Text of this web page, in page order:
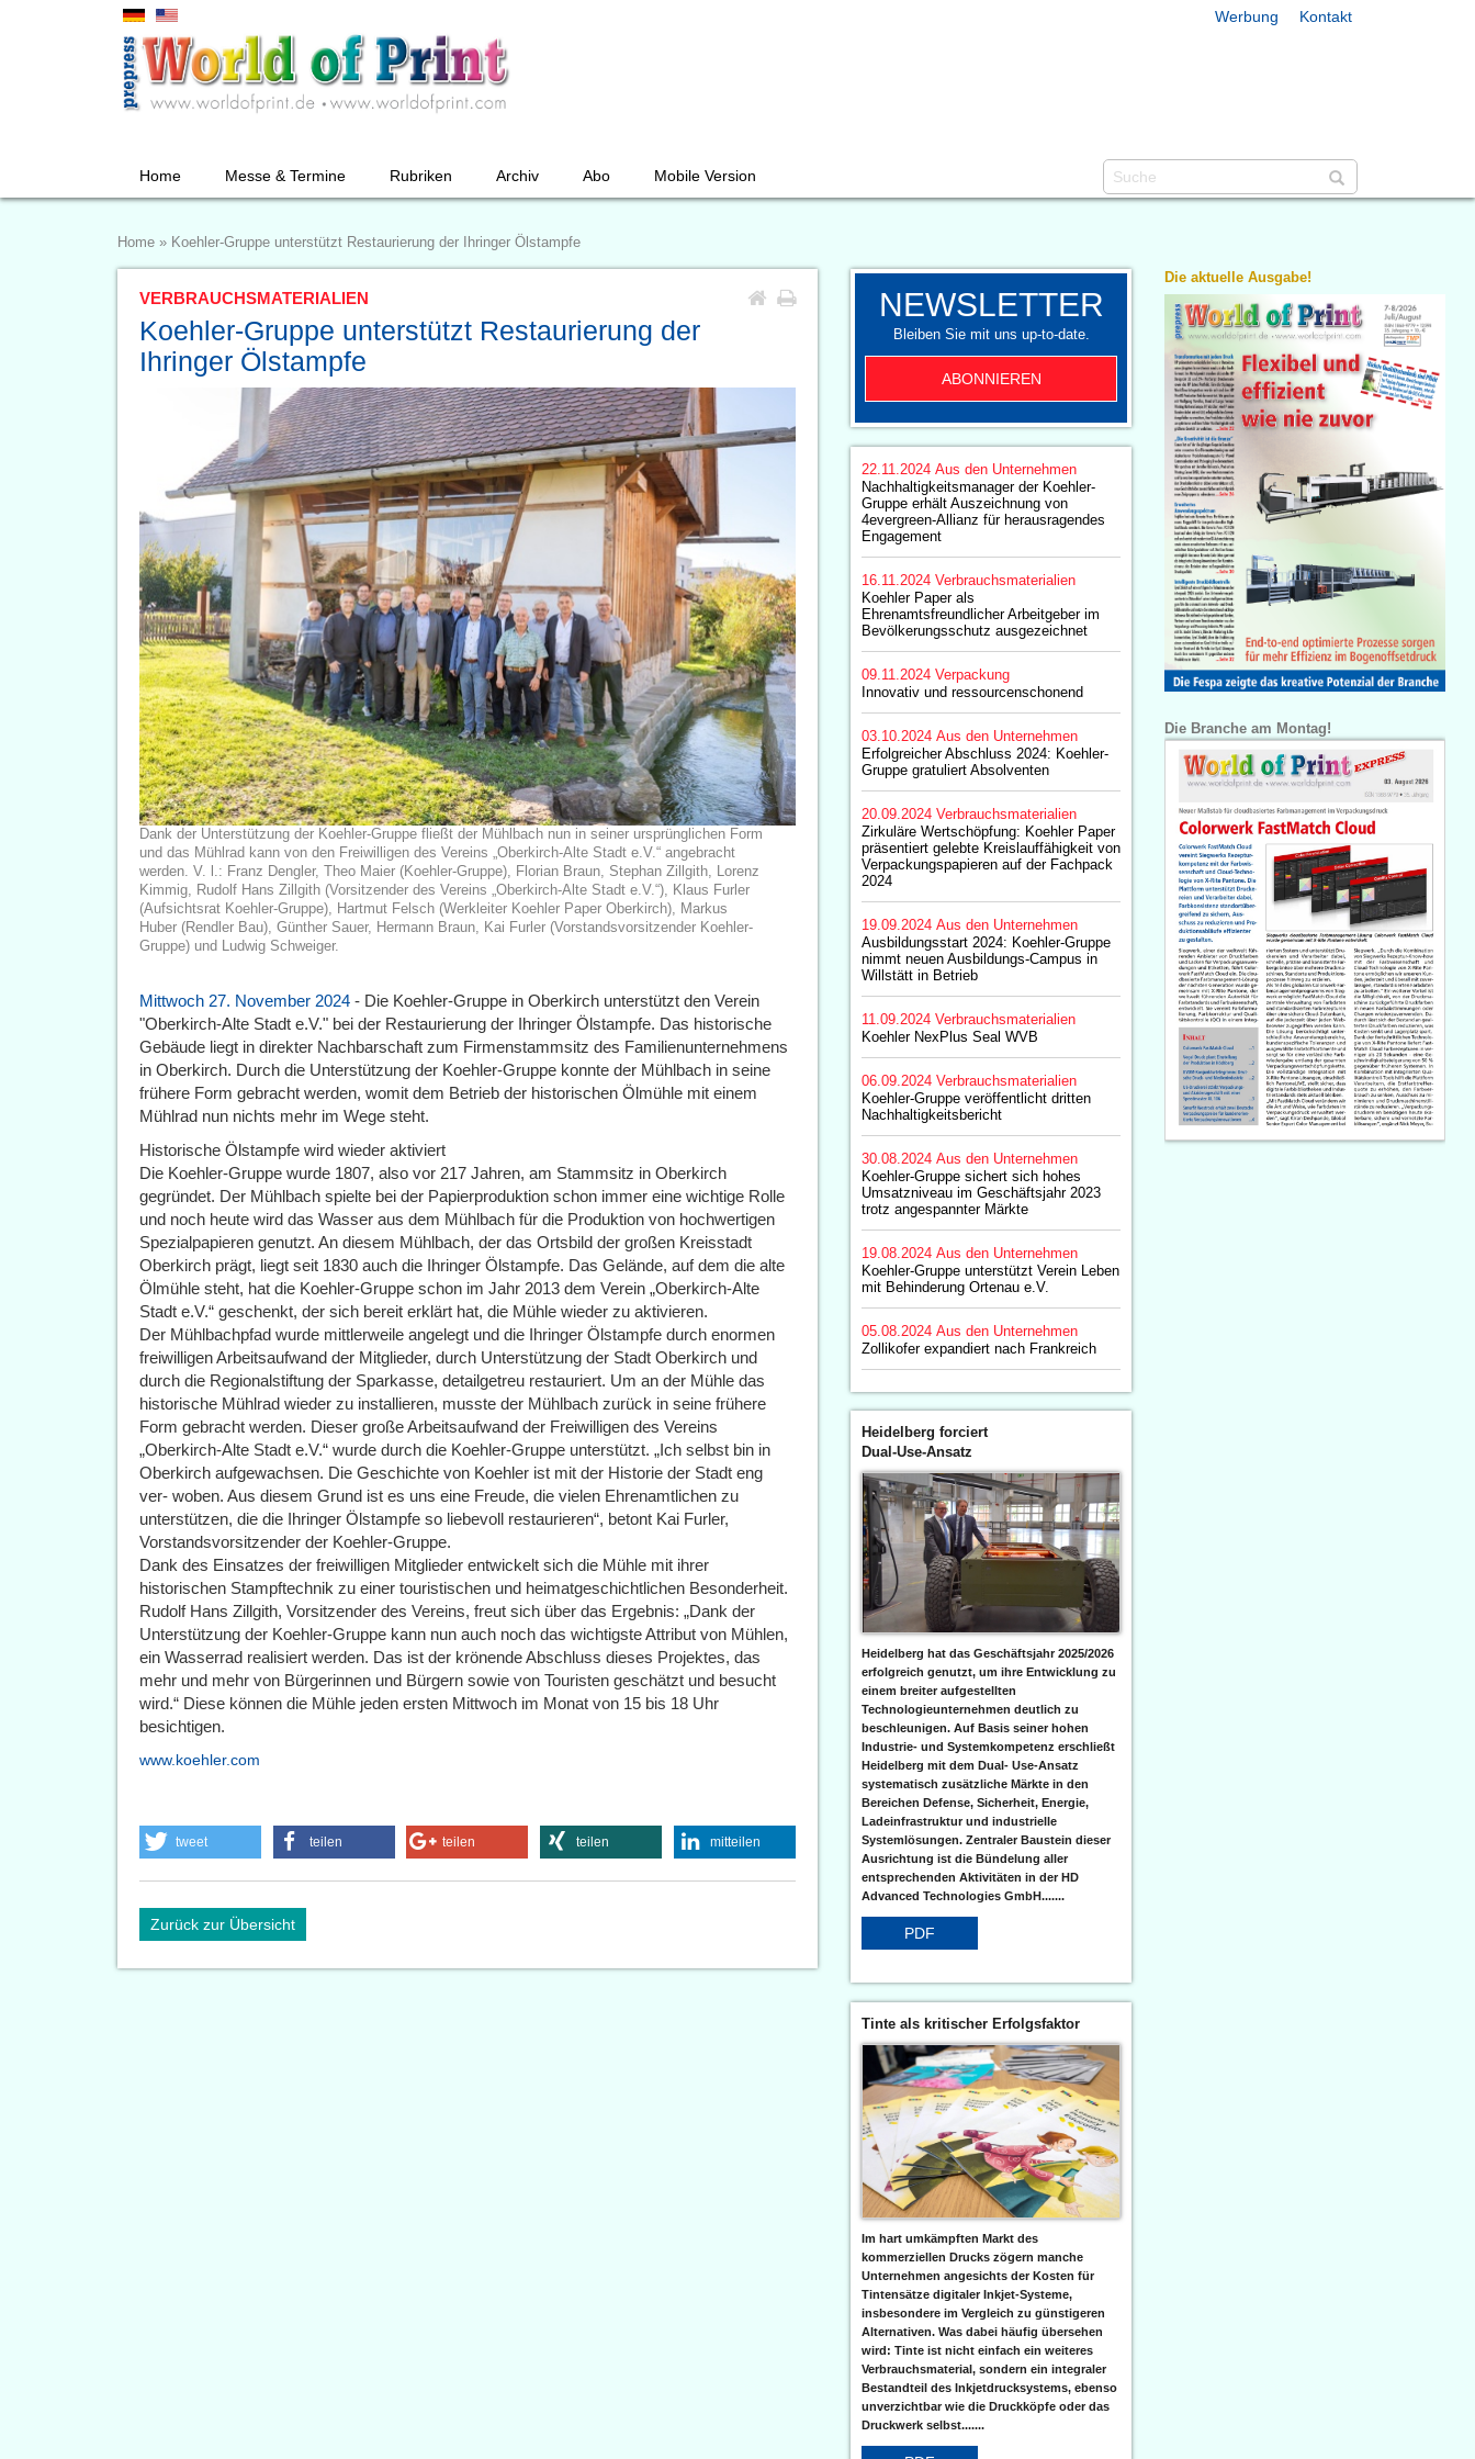
Werbung Kontakt
Home Messe & Termine Rubriken Archiv Abo Mobile Version
Home » Koehler-Gruppe unterstützt Restaurierung der Ihringer Ölstampfe
VERBRAUCHSMATERIALIEN
Koehler-Gruppe unterstützt Restaurierung der
Ihringer Ölstampfe
Dank der Unterstützung der Koehler-Gruppe fließt der Mühlbach nun in seiner ursprünglichen Form
und das Mühlrad kann von den Freiwilligen des Vereins „Oberkirch-Alte Stadt e.V.“ angebracht
werden. V. l.: Franz Dengler, Theo Maier (Koehler-Gruppe), Florian Braun, Stephan Zillgith, Lorenz
Kimmig, Rudolf Hans Zillgith (Vorsitzender des Vereins „Oberkirch-Alte Stadt e.V.“), Klaus Furler
(Aufsichtsrat Koehler-Gruppe), Hartmut Felsch (Werkleiter Koehler Paper Oberkirch), Markus
Huber (Rendler Bau), Günther Sauer, Hermann Braun, Kai Furler (Vorstandsvorsitzender Koehler-
Gruppe) und Ludwig Schweiger.
Mittwoch 27. November 2024 - Die Koehler-Gruppe in Oberkirch unterstützt den Verein
"Oberkirch-Alte Stadt e.V." bei der Restaurierung der Ihringer Ölstampfe. Das historische
Gebäude liegt in direkter Nachbarschaft zum Firmenstammsitz des Familienunternehmens
in Oberkirch. Durch die Unterstützung der Koehler-Gruppe konnte der Mühlbach in seine
frühere Form gebracht werden, womit dem Betrieb der historischen Ölmühle mit einem
Mühlrad nun nichts mehr im Wege steht.
Historische Ölstampfe wird wieder aktiviert
Die Koehler-Gruppe wurde 1807, also vor 217 Jahren, am Stammsitz in Oberkirch
gegründet. Der Mühlbach spielte bei der Papierproduktion schon immer eine wichtige Rolle
und noch heute wird das Wasser aus dem Mühlbach für die Produktion von hochwertigen
Spezialpapieren genutzt. An diesem Mühlbach, der das Ortsbild der großen Kreisstadt
Oberkirch prägt, liegt seit 1830 auch die Ihringer Ölstampfe. Das Gelände, auf dem die alte
Ölmühle steht, hat die Koehler-Gruppe schon im Jahr 2013 dem Verein „Oberkirch-Alte
Stadt e.V.“ geschenkt, der sich bereit erklärt hat, die Mühle wieder zu aktivieren.
Der Mühlbachpfad wurde mittlerweile angelegt und die Ihringer Ölstampfe durch enormen
freiwilligen Arbeitsaufwand der Mitglieder, durch Unterstützung der Stadt Oberkirch und
durch die Regionalstiftung der Sparkasse, detailgetreu restauriert. Um an der Mühle das
historische Mühlrad wieder zu installieren, musste der Mühlbach zurück in seine frühere
Form gebracht werden. Dieser große Arbeitsaufwand der Freiwilligen des Vereins
„Oberkirch-Alte Stadt e.V.“ wurde durch die Koehler-Gruppe unterstützt. „Ich selbst bin in
Oberkirch aufgewachsen. Die Geschichte von Koehler ist mit der Historie der Stadt eng
ver- woben. Aus diesem Grund ist es uns eine Freude, die vielen Ehrenamtlichen zu
unterstützen, die die Ihringer Ölstampfe so liebevoll restaurieren“, betont Kai Furler,
Vorstandsvorsitzender der Koehler-Gruppe.
Dank des Einsatzes der freiwilligen Mitglieder entwickelt sich die Mühle mit ihrer
historischen Stampftechnik zu einer touristischen und heimatgeschichtlichen Besonderheit.
Rudolf Hans Zillgith, Vorsitzender des Vereins, freut sich über das Ergebnis: „Dank der
Unterstützung der Koehler-Gruppe kann nun auch noch das wichtigste Attribut von Mühlen,
ein Wasserrad realisiert werden. Das ist der krönende Abschluss dieses Projektes, das
mehr und mehr von Bürgerinnen und Bürgern sowie von Touristen geschätzt und besucht
wird.“ Diese können die Mühle jeden ersten Mittwoch im Monat von 15 bis 18 Uhr
besichtigen.
www.koehler.com
tweet teilen teilen teilen mitteilen
Zurück zur Übersicht
NEWSLETTER
Bleiben Sie mit uns up-to-date.
ABONNIEREN
22.11.2024 Aus den Unternehmen
Nachhaltigkeitsmanager der Koehler-
Gruppe erhält Auszeichnung von
4evergreen-Allianz für herausragendes
Engagement
16.11.2024 Verbrauchsmaterialien
Koehler Paper als
Ehrenamtsfreundlicher Arbeitgeber im
Bevölkerungsschutz ausgezeichnet
09.11.2024 Verpackung
Innovativ und ressourcenschonend
03.10.2024 Aus den Unternehmen
Erfolgreicher Abschluss 2024: Koehler-
Gruppe gratuliert Absolventen
20.09.2024 Verbrauchsmaterialien
Zirkuläre Wertschöpfung: Koehler Paper
präsentiert gelebte Kreislauffähigkeit von
Verpackungspapieren auf der Fachpack
2024
19.09.2024 Aus den Unternehmen
Ausbildungsstart 2024: Koehler-Gruppe
nimmt neuen Ausbildungs-Campus in
Willstätt in Betrieb
11.09.2024 Verbrauchsmaterialien
Koehler NexPlus Seal WVB
06.09.2024 Verbrauchsmaterialien
Koehler-Gruppe veröffentlicht dritten
Nachhaltigkeitsbericht
30.08.2024 Aus den Unternehmen
Koehler-Gruppe sichert sich hohes
Umsatzniveau im Geschäftsjahr 2023
trotz angespannter Märkte
19.08.2024 Aus den Unternehmen
Koehler-Gruppe unterstützt Verein Leben
mit Behinderung Ortenau e.V.
05.08.2024 Aus den Unternehmen
Zollikofer expandiert nach Frankreich
Heidelberg forciert
Dual-Use-Ansatz
Heidelberg hat das Geschäftsjahr 2025/2026
erfolgreich genutzt, um ihre Entwicklung zu
einem breiter aufgestellten
Technologieunternehmen deutlich zu
beschleunigen. Auf Basis seiner hohen
Industrie- und Systemkompetenz erschließt
Heidelberg mit dem Dual- Use-Ansatz
systematisch zusätzliche Märkte in den
Bereichen Defense, Sicherheit, Energie,
Ladeinfrastruktur und industrielle
Systemlösungen. Zentraler Baustein dieser
Ausrichtung ist die Bündelung aller
entsprechenden Aktivitäten in der HD
Advanced Technologies GmbH.......
PDF
Tinte als kritischer Erfolgsfaktor
Im hart umkämpften Markt des
kommerziellen Drucks zögern manche
Unternehmen angesichts der Kosten für
Tintensätze digitaler Inkjet-Systeme,
insbesondere im Vergleich zu günstigeren
Alternativen. Was dabei häufig übersehen
wird: Tinte ist nicht einfach ein weiteres
Verbrauchsmaterial, sondern ein integraler
Bestandteil des Inkjetdrucksystems, ebenso
unverzichtbar wie die Druckköpfe oder das
Druckwerk selbst.......
Die aktuelle Ausgabe!
Die Branche am Montag!